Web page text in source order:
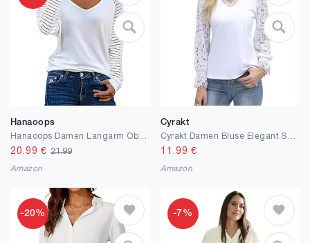
Hanaoops
20.99 €21.99
Amazon
Cyrakt
11.99 €
Amazon
-20% -7%